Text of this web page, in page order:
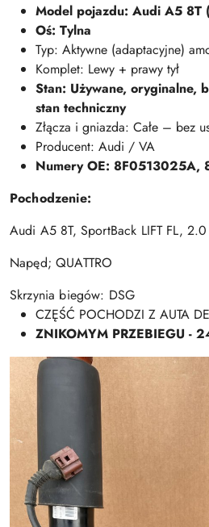
Model pojazdu: Audi A5 8T
Oś: Tylna
Typ: Aktywne (adaptacyjne)
Komplet: Lewy + prawy tył
Stan: Używane, oryginalne,
stan techniczny
Złącza i gniazda: Całe – bez
Producent: Audi / VA
Numery OE: 8F0513025A,
Pochodzenie:
Audi A5 8T, SportBack LIFT FL,
Napęd; QUATTRO
Skrzynia biegów: DSG
CZĘŚĆ POCHODZI Z AUTA
ZNIKOMYM PRZEBIEGU -